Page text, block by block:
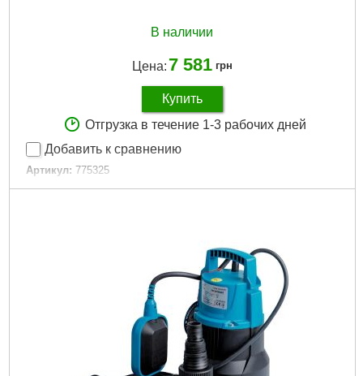
В наличии
Цена: 7 581 грн
Купить
Отгрузка в течение 1-3 рабочих дней
Добавить к сравнению
Артикул: 775325
Код товара: 19.48.74
Максимальная производительность, л/мин:
Однофазный
U 1 ~ 230 ± 10% В
Номинальная сила тока, I(А):
7.5
Нержавеющая сталь AISI 304
Технополимер